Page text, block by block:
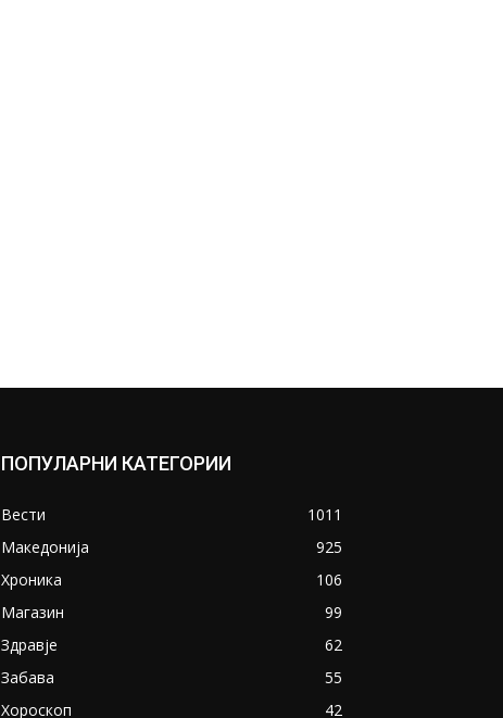
ПОПУЛАРНИ КАТЕГОРИИ
Вести
1011
Македонија
925
Хроника
106
Магазин
99
Здравје
62
Забава
55
Хороскоп
42